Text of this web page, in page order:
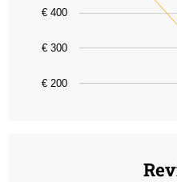
The chart has 1 Y axis
€ 200
€ 300
€ 400